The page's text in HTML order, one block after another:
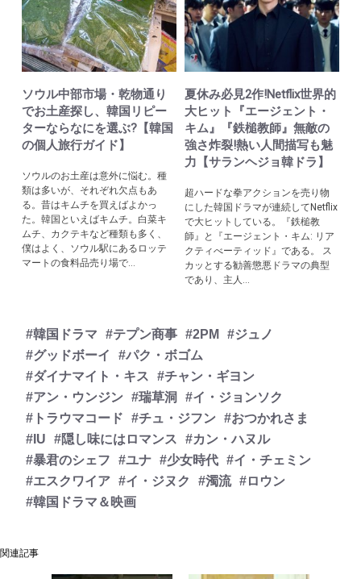
ソウル中部市場・乾物通り
でお土産探し、韓国リピー
ターならなにを選ぶ?【韓国
の個人旅行ガイド】
ソウルのお土産は意外に悩む。種
類は多いが、それぞれ欠点もあ
る。昔はキムチを買えばよかっ
た。韓国といえばキムチ。白菜キ
ムチ、カクテキなど種類も多く、
僕はよく、ソウル駅にあるロッテ
マートの食料品売り場で...
夏休み必見2作!Netflix世界的
大ヒット『エージェント・
キム』『鉄槌教師』無敵の
強さ炸裂!熱い人間描写も魅
力【サランヘジョ韓ドラ】
超ハードな拳アクションを売り物
にした韓国ドラマが連続してNetflix
で大ヒットしている。『鉄槌教
師』と『エージェント・キム: リア
クティべーティッド』である。 ス
カッとする勧善懲悪ドラマの典型
であり、主人...
#韓国ドラマ #テプン商事 #2PM
#ジュノ
#グッドボーイ
#パク・ボゴム
#ダイナマイト・キス
#チャン・ギヨン
#アン・ウンジン #瑞草洞
#イ・ジョンソク
#トラウマコード
#チュ・ジフン #おつかれさま
#IU
#隠し味にはロマンス
#カン・ハヌル
#暴君のシェフ
#ユナ #少女時代 #イ・チェミン
#エスクワイア #イ・ジヌク #濁流 #ロウン
#韓国ドラマ＆映画
関連記事